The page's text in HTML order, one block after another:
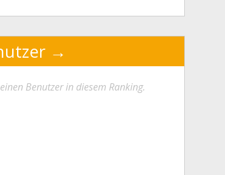
Benutzer in diesem Ranking.